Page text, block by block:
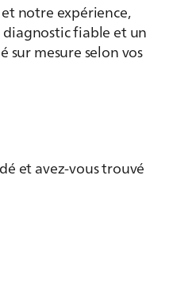
notre expérience,
diagnostic fiable et un
mesure selon vos
et avez-vous trouvé